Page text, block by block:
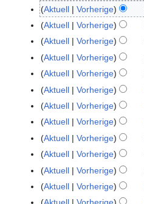
8
g
u
s
1
8
K
e
i
n
e
B
e
r
b
e
i
t
n
2
9
2
Aktuell Vorherige
K
n
e
B
e
r
b
e
i
t
2
0
2
Aktuell Vorherige
K
i
n
e
B
e
r
b
e
i
t
1
9
2
Aktuell Vorherige
Aktuell
Vorherige
1
2
2
Aktuell Vorherige
K
i
n
e
B
e
r
1
1
2
Aktuell Vorherige
K
i
n
e
B
e
Aktuell Vorherige
Aktuell
Vorherige
K
i
n
e
B
2
2
Aktuell Vorherige
K
i
n
3
0
Aktuell Vorherige
K
i
2
7
Aktuell Vorherige
K
2
6
Aktuell Vorherige
K